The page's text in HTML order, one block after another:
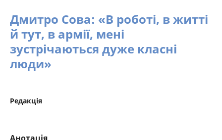
Дмитро Сова: «В роботі, в житті
й тут, в армії, мені
зустрічаються дуже класні
люди»
Редакція